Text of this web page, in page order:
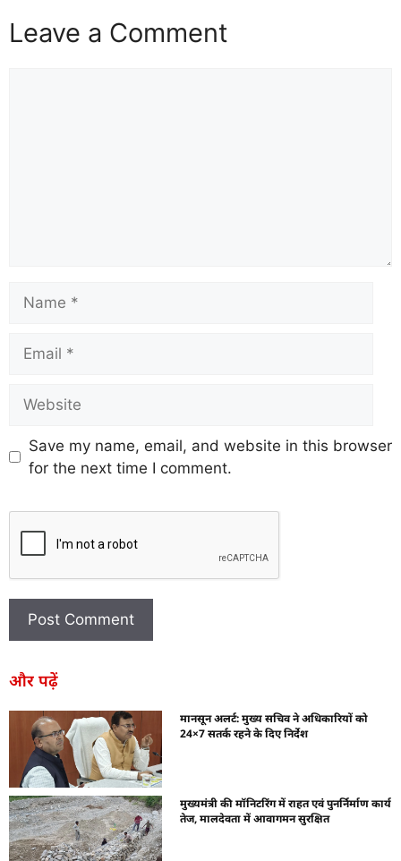
Leave a Comment
Save my name, email, and website in this browser
for the next time I comment.
और पढ़ें
मानसून अलर्ट: मुख्य सचिव ने अधिकारियों को
24×7 सतर्क रहने के दिए निर्देश
मुख्यमंत्री की मॉनिटरिंग में राहत एवं पुनर्निर्माण कार्य
तेज, मालदेवता में आवागमन सुरक्षित